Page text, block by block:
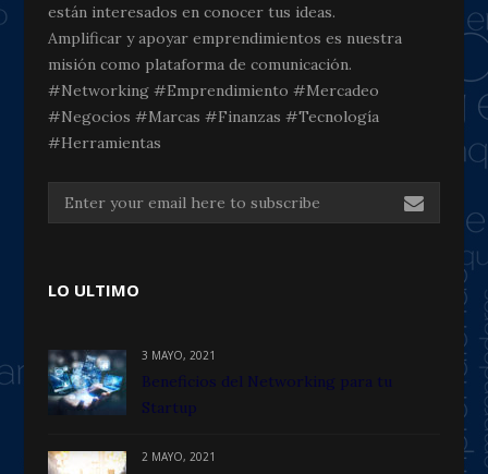
están interesados en conocer tus ideas.
Amplificar y apoyar emprendimientos es nuestra
misión como plataforma de comunicación.
#Networking #Emprendimiento #Mercadeo
#Negocios #Marcas #Finanzas #Tecnología
#Herramientas
LO ULTIMO
3 MAYO, 2021
Beneficios del Networking para tu
Startup
2 MAYO, 2021